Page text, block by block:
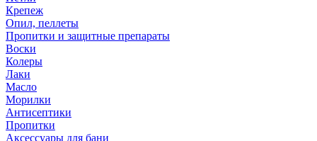
Крепеж
Опил, пеллеты
Пропитки и защитные препараты
Воски
Колеры
Лаки
Масло
Морилки
Антисептики
Пропитки
Аксессуары для бани